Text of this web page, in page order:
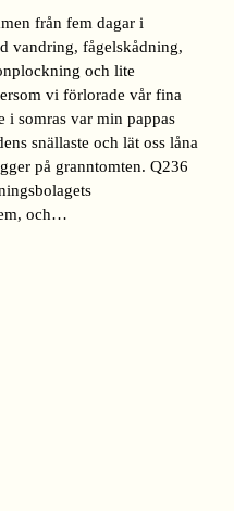
från fem dagar i
vandring, fågelskådning,
och lite
vi förlorade vår fina
i somras var min pappas
snällaste och lät oss låna
på granntomten. Q236
och…